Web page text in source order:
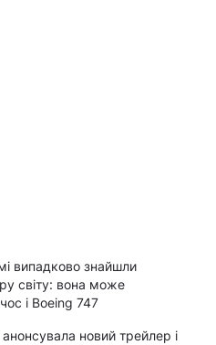
випадково знайшли
світу: вона може
і Boeing 747
новий трейлер і